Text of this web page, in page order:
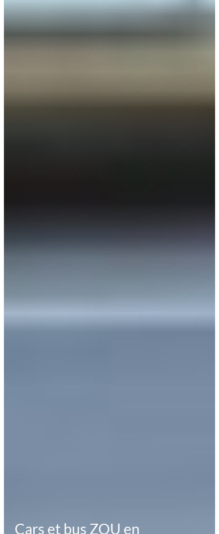
Cars et bus ZOU en